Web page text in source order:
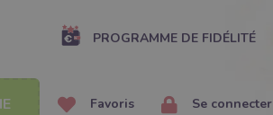
PROGRAMME DE FIDÉLITÉ
Favoris Se connecter